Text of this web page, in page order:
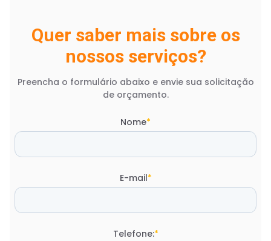
Quer saber mais sobre os
nossos serviços?
Preencha o formulário abaixo e envie sua solicitação
de orçamento.
Nome*
E-mail*
Telefone:*